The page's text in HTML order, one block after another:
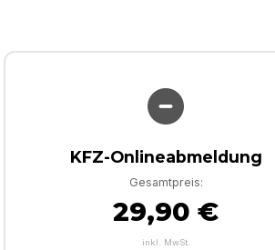
KFZ-Onlineabmeldung
Gesamtpreis:
29,90 €
inkl. MwSt.